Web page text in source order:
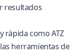
resultados
rápida como ATZ
herramientas de